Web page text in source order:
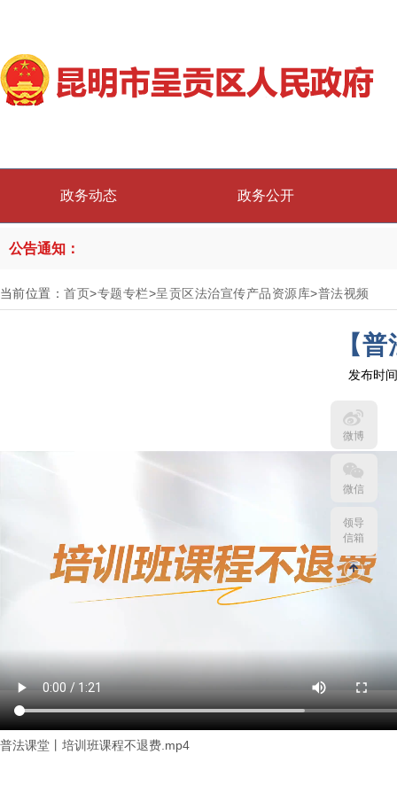
政务动态 政务公开
公告通知：
微博
微信
领导
信箱
当前位置：首页>专题专栏>呈贡区法治宣传产品资源库>普法视频
【
发布时
普法课堂丨培训班课程不退费.mp4